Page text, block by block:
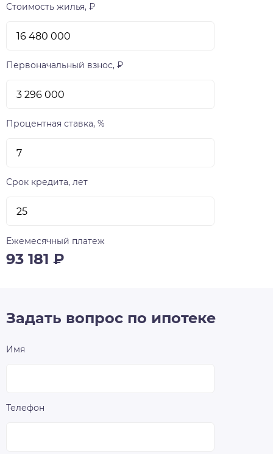
Стоимость жилья, ₽
Первоначальный взнос, ₽
Процентная ставка, %
Срок кредита, лет
Ежемесячный платеж
93 181 ₽
Задать вопрос по ипотеке
Имя
Телефон